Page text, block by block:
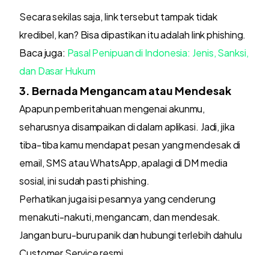
Secara sekilas saja, link tersebut tampak tidak
kredibel, kan? Bisa dipastikan itu adalah link phishing.
Baca juga: Pasal Penipuan di Indonesia: Jenis, Sanksi,
dan Dasar Hukum
3. Bernada Mengancam atau Mendesak
Apapun pemberitahuan mengenai akunmu,
seharusnya disampaikan di dalam aplikasi. Jadi, jika
tiba-tiba kamu mendapat pesan yang mendesak di
email, SMS atau WhatsApp, apalagi di DM media
sosial, ini sudah pasti phishing.
Perhatikan juga isi pesannya yang cenderung
menakuti-nakuti, mengancam, dan mendesak.
Jangan buru-buru panik dan hubungi terlebih dahulu